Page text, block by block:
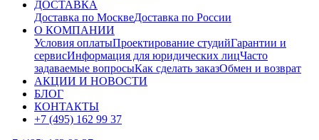
ДОСТАВКА
Доставка по МосквеДоставка по России
О КОМПАНИИ
Условия оплатыПроектирование студийГарантии и
сервисИнформация для юридических лицЧасто
задаваемые вопросыКак сделать заказОбмен и возврат
АКЦИИ И НОВОСТИ
БЛОГ
КОНТАКТЫ
+7 (495) 162 99 37